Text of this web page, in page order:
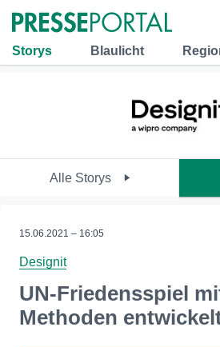
Storys Blaulicht
Alle Storys
15.06.2021 – 16:05
Designit
UN-Friedensspiel
Methoden